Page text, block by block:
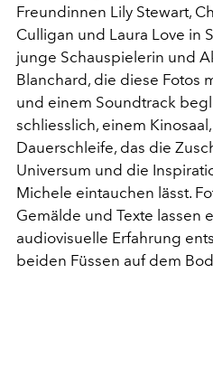
Freundinnen Lily Stewart,
Culligan und Laura Love in
junge Schauspielerin und
Blanchard, die diese Fotos
und einem Soundtrack
schliesslich, einem
Dauerschleife, das die
Universum und die
Michele eintauchen lässt.
Gemälde und Texte lassen
audiovisuelle Erfahrung
beiden Füssen auf dem